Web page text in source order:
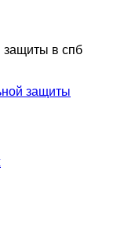
защиты